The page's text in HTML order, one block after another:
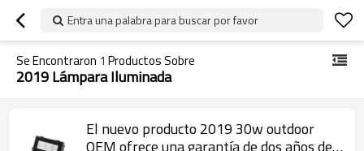
Entra una palabra para buscar por favor
Se Encontraron 1 Productos Sobre
2019 Lámpara Iluminada
El nuevo producto 2019 30w outdoor
OEM ofrece una garantía de dos años de